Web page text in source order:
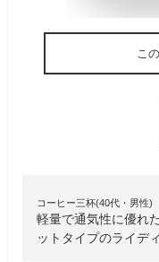
こ
コーヒー三杯(40代・男性)
軽量で通気性に優れ
ットタイプのライデ